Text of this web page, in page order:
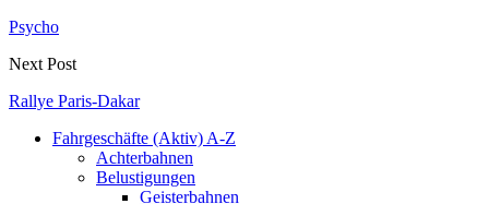
Psycho
Next Post
Rallye Paris-Dakar
Fahrgeschäfte (Aktiv) A-Z
Achterbahnen
Belustigungen
Geisterbahnen